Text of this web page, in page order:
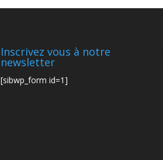
Inscrivez vous à notre
newsletter
[sibwp_form id=1]